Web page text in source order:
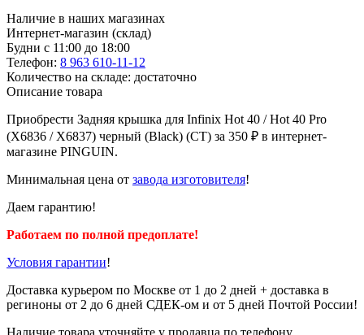
Наличие в наших магазинах
Интернет-магазин (склад)
Будни с 11:00 до 18:00
Телефон: 8 963 610-11-12
Количество на складе: достаточно
Описание товара
Приобрести Задняя крышка для Infinix Hot 40 / Hot 40 Pro
(X6836 / X6837) черный (Black) (СТ) за 350 ₽ в интернет-
магазине PINGUIN.
Минимальная цена от завода изготовителя!
Даем гарантию!
Работаем по полной предоплате!
Условия гарантии!
Доставка курьером по Москве от 1 до 2 дней + доставка в
региноны от 2 до 6 дней СДЕК-ом и от 5 дней Почтой России!
Наличие товара уточняйте у продавца по телефону,